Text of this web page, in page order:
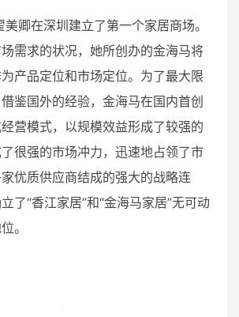
卿在深圳建立了第一个家居商场。
需求的状况，她所创办的金海马将
产品定位和市场定位。为了最大限
鉴国外的经验，金海马在国内首创
营模式，以规模效益形成了较强的
很强的市场冲力，迅速地占领了市
优质供应商结成的强大的战略连
了“香江家居”和“金海马家居”无可动
。